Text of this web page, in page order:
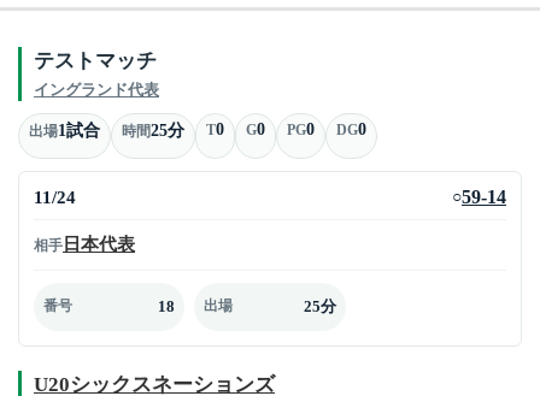
テストマッチ
イングランド代表
出場1試合 時間25分 T0 G0 PG0 DG0
11/24 ○59-14
相手 日本代表
番号 18 出場 25分
U20シックスネーションズ